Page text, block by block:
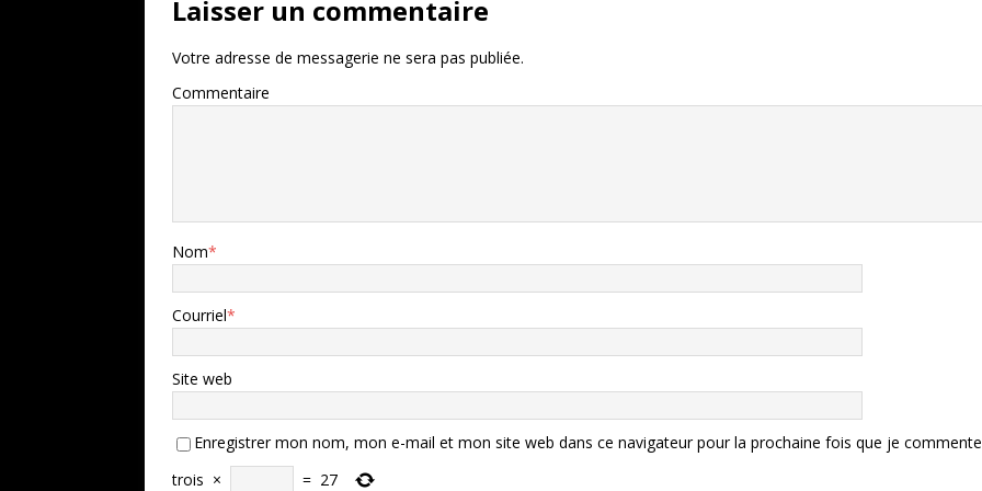
Laisser un commentaire
Votre adresse de messagerie ne sera pas publiée.
Commentaire
Nom*
Courriel*
Site web
Enregistrer mon nom, mon e-mail et mon site web dans ce navigateur pour la prochaine fois que je
trois × = 27